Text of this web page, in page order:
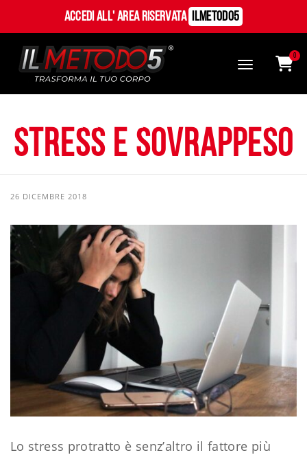
Accedi all' Area Riservata ILMetodo5
0
Stress e sovrappeso
26 DICEMBRE 2018
Lo stress protratto è senz’altro il fattore più